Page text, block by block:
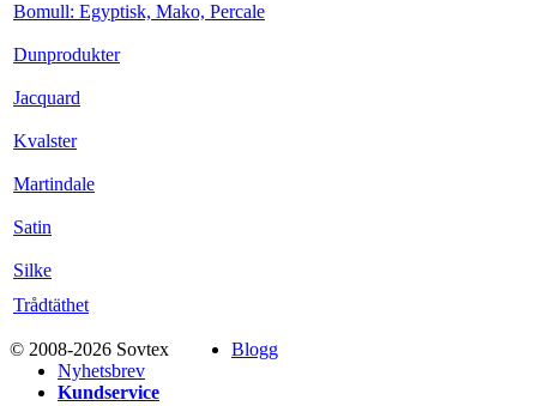
Bomull: Egyptisk, Mako, Percale
Dunprodukter
Jacquard
Kvalster
Martindale
Satin
Silke
Trådtäthet
© 2008-2026 Sovtex
Blogg
Nyhetsbrev
Kundservice